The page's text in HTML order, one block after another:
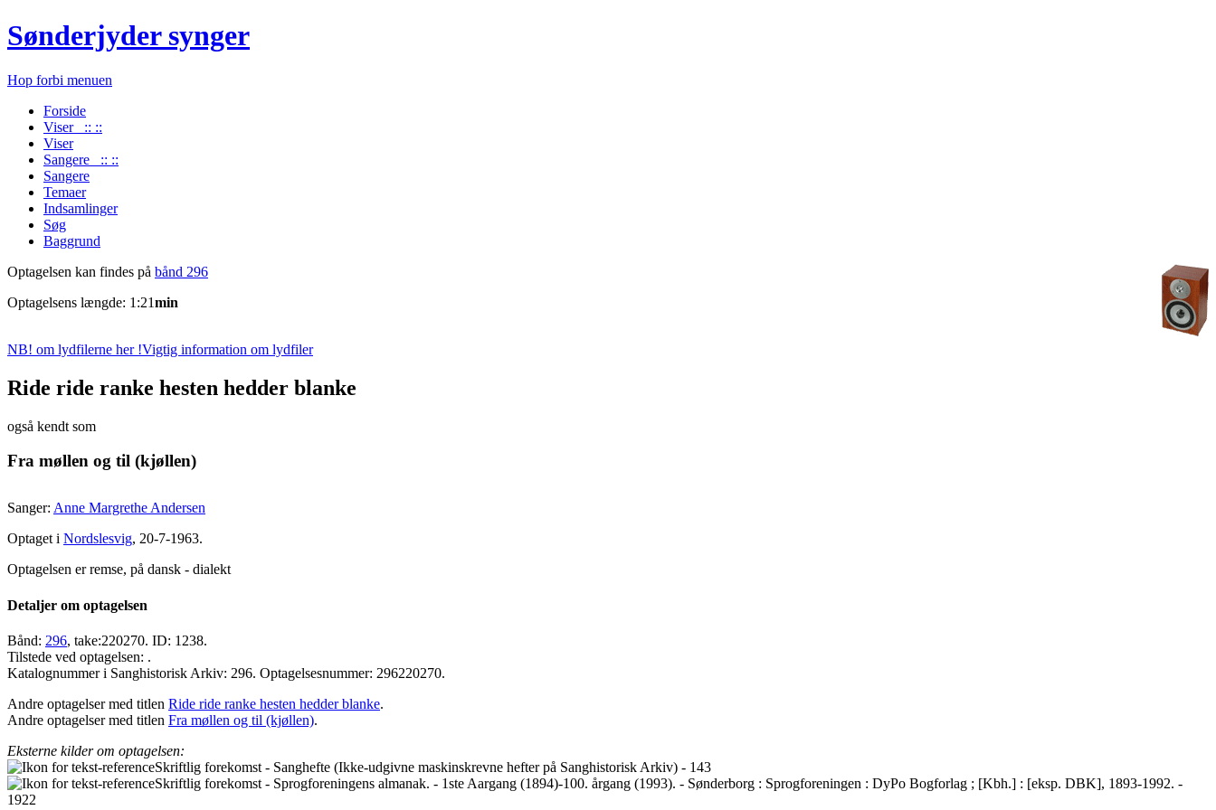
Sønderjyder synger
Hop forbi menuen
Forside
Viser :: ::
Viser
Sangere :: ::
Sangere
Temaer
Indsamlinger
Søg
Baggrund
Optagelsen kan findes på bånd 296
Optagelsens længde: 1:21min
NB! om lydfilerne her !Vigtig information om lydfiler
Ride ride ranke hesten hedder blanke
også kendt som
Fra møllen og til (kjøllen)
Sanger: Anne Margrethe Andersen
Optaget i Nordslesvig, 20-7-1963.
Optagelsen er remse, på dansk - dialekt
Detaljer om optagelsen
Bånd: 296, take:220270. ID: 1238.
Tilstede ved optagelsen: .
Katalognummer i Sanghistorisk Arkiv: 296. Optagelsesnummer: 296220270.
Andre optagelser med titlen Ride ride ranke hesten hedder blanke.
Andre optagelser med titlen Fra møllen og til (kjøllen).
Eksterne kilder om optagelsen:
Skriftlig forekomst - Sanghefte (Ikke-udgivne maskinskrevne hefter på Sanghistorisk Arkiv) - 143
Skriftlig forekomst - Sprogforeningens almanak. - 1ste Aargang (1894)-100. årgang (1993). - Sønderborg : Sprogforeningen : DyPo Bogforlag ; [Kbh.] : [eksp. DBK], 1893-1992. -
1922